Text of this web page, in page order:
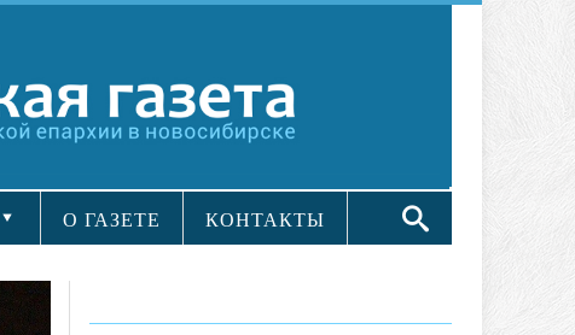
О ГАЗЕТЕ КОНТАКТЫ